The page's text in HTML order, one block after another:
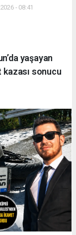
- 08:41
yaşayan
sonucu